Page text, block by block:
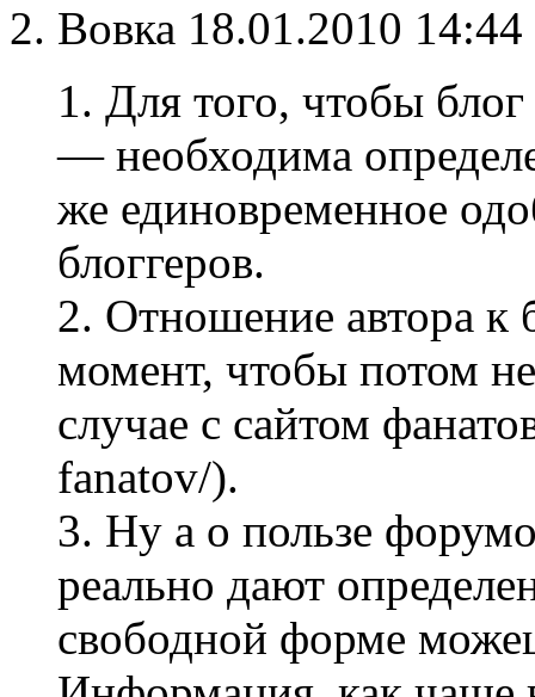
Вовка 18.01.2010 14:44
1. Для того, чтобы
— необходима
же единовременное
блоггеров.
2. Отношение автора
момент, чтобы потом
случае с сайтом
fanatov/).
3. Ну а о пользе
реально дают
свободной форме